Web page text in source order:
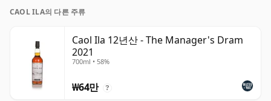
CAOL ILA의 다른 주류
Caol Ila 12년산 - The Manager's Dram
2021
700ml • 58%
₩64만 ?